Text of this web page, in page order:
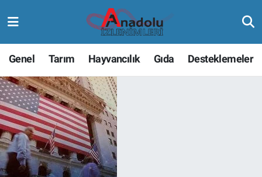
Genel Tarım Hayvancılık Gıda Desteklemeler
Anadolu İzlenimleri